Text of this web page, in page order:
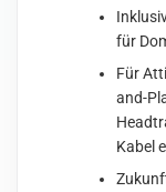
für
Für
and-
Kabel